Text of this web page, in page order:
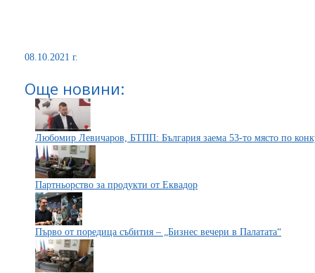
08.10.2021 г.
Още новини:
Любомир Левичаров, БТПП: България заема 53-то място по
Партньорство за продукти от Еквадор
Първо от поредица събития – „Бизнес вечери в Палатата“